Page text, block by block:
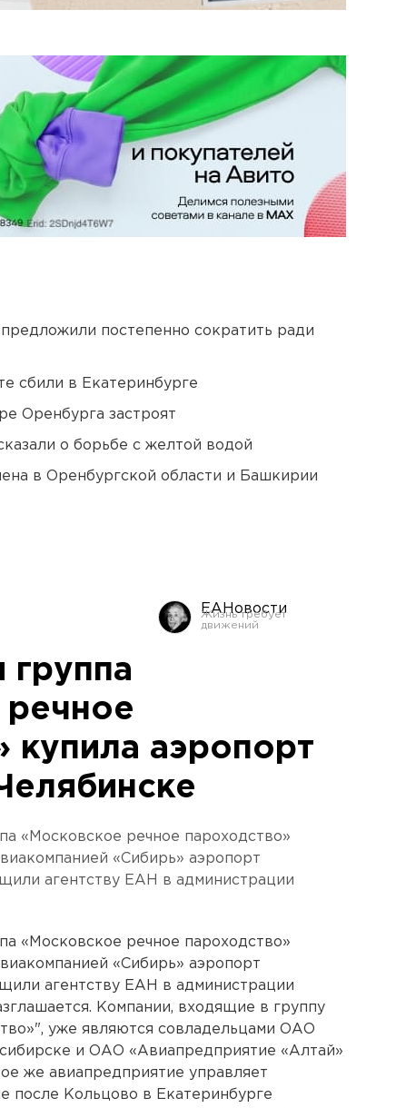
постепенно сократить ради
сбили в Екатеринбурге
Оренбурга застроят
о борьбе с желтой водой
в Оренбургской области и Башкирии
ЕАНовости
группа
купила аэропорт
«Московское речное пароходство»
«Сибирь» аэропорт
агентству ЕАН в администрации
«Московское речное пароходство»
«Сибирь» аэропорт
агентству ЕАН в администрации
Компании, входящие в группу
уже являются совладельцами ОАО
и ОАО «Авиапредприятие «Алтай»
же авиапредприятие управляет
после Кольцово в Екатеринбурге